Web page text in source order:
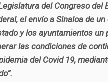
del Congreso del
el envío a Sinaloa de
y los ayuntamientos
las condiciones de
del Covid 19,